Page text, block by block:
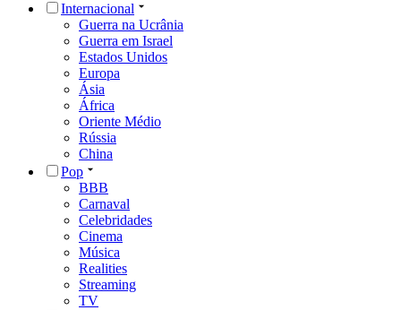
Internacional
Guerra na Ucrânia
Guerra em Israel
Estados Unidos
Europa
Ásia
África
Oriente Médio
Rússia
China
Pop
BBB
Carnaval
Celebridades
Cinema
Música
Realities
Streaming
TV